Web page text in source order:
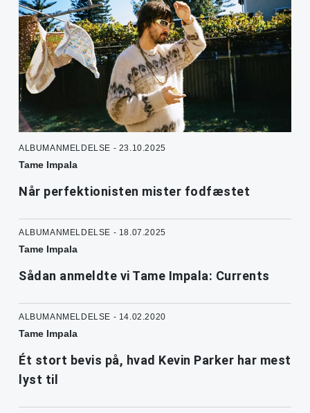
ALBUMANMELDELSE - 23.10.2025
Tame Impala
Når perfektionisten mister fodfæstet
ALBUMANMELDELSE - 18.07.2025
Tame Impala
Sådan anmeldte vi Tame Impala: Currents
ALBUMANMELDELSE - 14.02.2020
Tame Impala
Ét stort bevis på, hvad Kevin Parker har mest
lyst til